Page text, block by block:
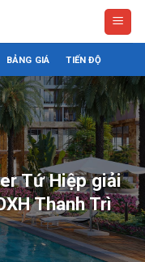
BẢNG GIÁ TIẾN ĐỘ
Tứ Hiệp giải
Thanh Trì